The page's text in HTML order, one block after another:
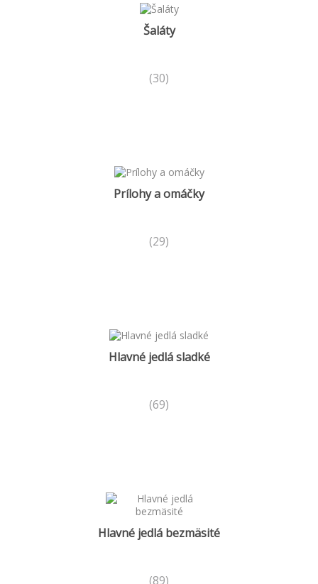
Šaláty
(30)
Prílohy a omáčky
(29)
Hlavné jedlá sladké
(69)
Hlavné jedlá bezmäsité
(89)